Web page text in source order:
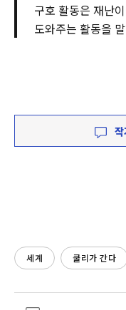
구호 활동은 재난
도와주는 활동을
세계 쿨리가 간다